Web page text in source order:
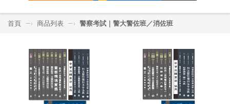
首頁 —› 商品列表 —› 警察考試｜警大警佐班／消佐班